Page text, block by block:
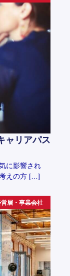
ャリアパス
に影響され
えの方 […]
営層・事業会社